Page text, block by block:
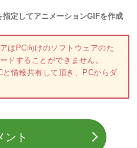
定してアニメーションGIFを作成
はPC向けのソフトウェアのた
ドすることができません。
情報共有して頂き、PCからダ
ント